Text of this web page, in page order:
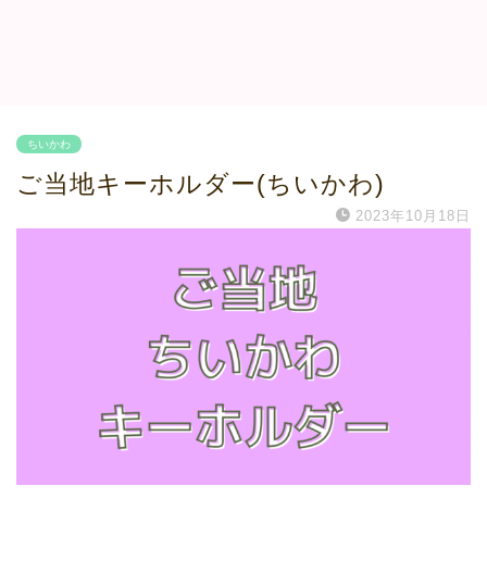
ちいかわ
ご当地キーホルダー(ちいかわ)
2023年10月18日